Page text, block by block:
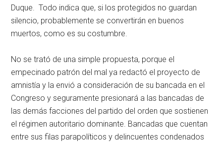
Duque. Todo indica que, si los protegidos no guardan
silencio, probablemente se convertirán en buenos
muertos, como es su costumbre.
No se trató de una simple propuesta, porque el
empecinado patrón del mal ya redactó el proyecto de
amnistía y la envió a consideración de su bancada en el
Congreso y seguramente presionará a las bancadas de
las demás facciones del partido del orden que sostienen
el régimen autoritario dominante. Bancadas que cuentan
entre sus filas parapolíticos y delincuentes condenados